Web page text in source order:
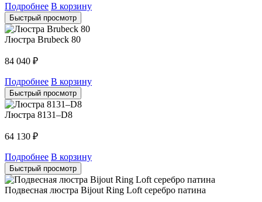
Подробнее В корзину
Быстрый просмотр
Люстра Brubeck 80
84 040 ₽
Подробнее В корзину
Быстрый просмотр
Люстра 8131–D8
64 130 ₽
Подробнее В корзину
Быстрый просмотр
Подвесная люстра Bijout Ring Loft серебро патина